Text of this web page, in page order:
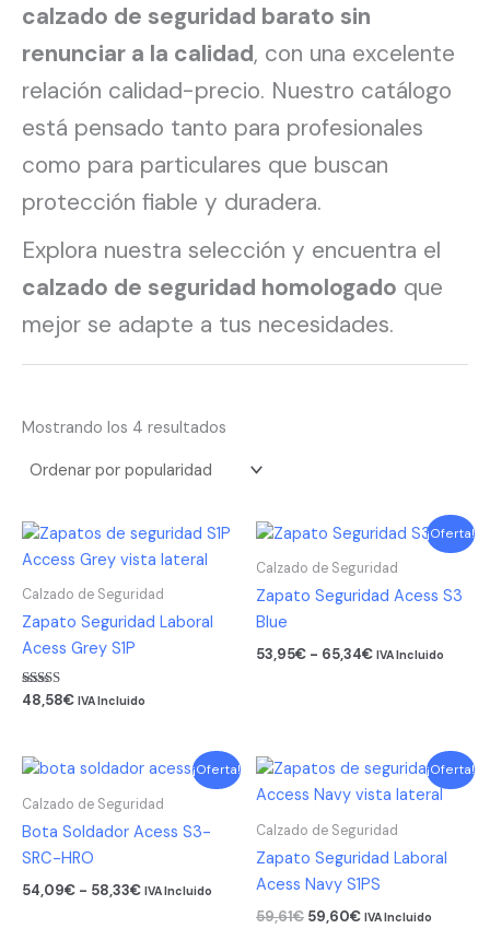
calzado de seguridad barato sin
renunciar a la calidad, con una excelente
relación calidad-precio. Nuestro catálogo
está pensado tanto para profesionales
como para particulares que buscan
protección fiable y duradera.
Explora nuestra selección y encuentra el
calzado de seguridad homologado que
mejor se adapte a tus necesidades.
Mostrando los 4 resultados
Calzado de Seguridad
Zapato Seguridad Laboral
Acess Grey S1P
Valorado
con
48,58€ IVA Incluido
Este
producto
tiene
múltiples
variantes.
opciones
elegir
en
la
página
producto
¡Oferta!
Calzado de Seguridad
Zapato Seguridad Acess S3
Blue
53,95€ - 65,34€
Rango
precios:
desde
53,95€
IVA Incluido
Este
producto
tiene
múltiples
Las
elegir
en
la
página
de
¡Oferta!
Calzado de Seguridad
Bota Soldador Acess S3-
SRC-HRO
54,09€ - 58,33€
Rango
precios:
54,09€
IVA Incluido
Este
producto
tiene
múltiples
Las
¡Oferta!
Calzado de Seguridad
Zapato Seguridad Laboral
Acess Navy S1PS
59,61€
El
precio
original
era:
59,61€.
59,60€
El
precio
actual
es:
59,60€.
IVA Incluido
Este
producto
tiene
múltiples
variantes.
opciones